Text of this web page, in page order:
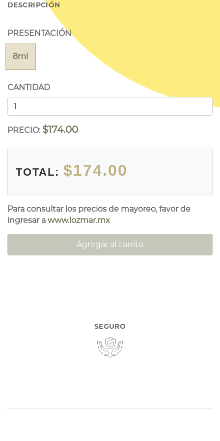
DESCRIPCIÓN
PRESENTACIÓN
8ml
CANTIDAD
PRECIO: $174.00
TOTAL: $174.00
Para consultar los precios de mayoreo, favor de
ingresar a www.lozmar.mx
Agregar al carrito
SEGURO